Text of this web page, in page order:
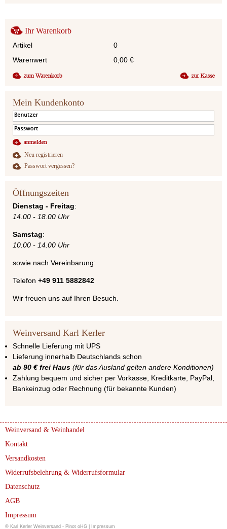
Ihr Warenkorb
Artikel
0
Warenwert
0,00 €
Mein Kundenkonto
Neu registrieren
Passwort vergessen?
Öffnungszeiten
Dienstag - Freitag:
14.00 - 18.00 Uhr
Samstag:
10.00 - 14.00 Uhr
sowie nach Vereinbarung:
Telefon +49 911 5882842
Wir freuen uns auf Ihren Besuch.
Weinversand Karl Kerler
Schnelle Lieferung mit UPS
Lieferung innerhalb Deutschlands schon
ab 90 € frei Haus (für das Ausland gelten andere Konditionen)
Zahlung bequem und sicher per Vorkasse, Kreditkarte, PayPal,
Bankeinzug oder Rechnung (für bekannte Kunden)
Weinversand & Weinhandel
Kontakt
Versandkosten
Widerrufsbelehrung & Widerrufsformular
Datenschutz
AGB
Impressum
© Karl Kerler Weinversand - Pinot oHG | Impressum